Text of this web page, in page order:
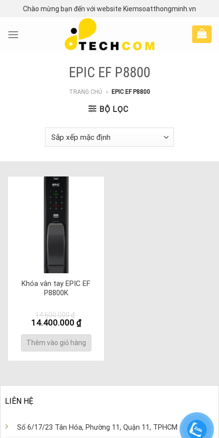
content
Chào mừng bạn đến với website Kiemsoatthongminh.vn
EPIC EF P8800
TRANG CHỦ » EPIC EF P8800
BỘ LỌC
Khóa vân tay EPIC EF
P8800K
14.600.000₫
Giá
là:
14.600.000 ₫.
14.400.000 ₫Giá
hiện
là:
Thêm vào giỏ hàng
LIÊN HỆ
Số 6/17/23 Tân Hóa, Phường 11, Quận 11, TPHCM